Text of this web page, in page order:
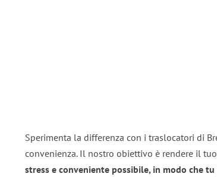
Sperimenta la differenza con i traslocatori di
convenienza. Il nostro obiettivo è rendere il tuo
stress e conveniente possibile, in modo che